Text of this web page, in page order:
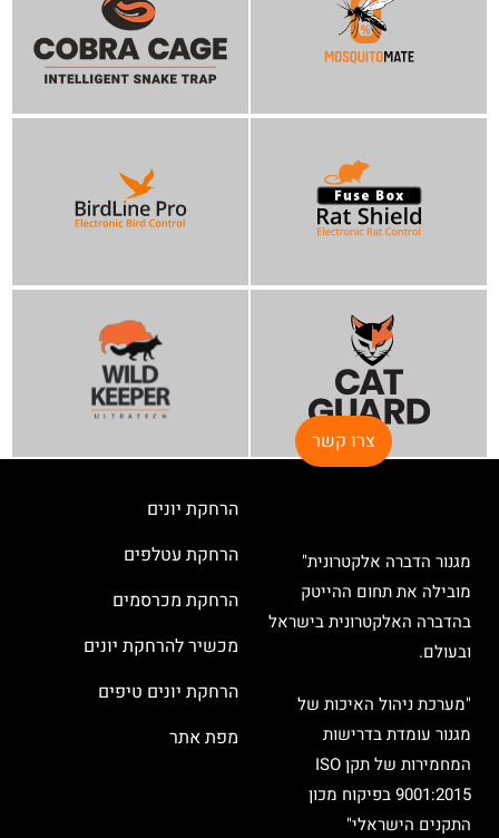
צרו קשר
מגנור הדברה אלקטרונית"
מובילה את תחום ההייטק
בהדברה האלקטרונית בישראל
ובעולם.
"מערכת ניהול האיכות של
מגנור עומדת בדרישות
המחמירות של תקן ISO
9001:2015 בפיקוח מכון
התקנים הישראלי"
הרחקת יונים
הרחקת עטלפים
הרחקת מכרסמים
מכשיר להרחקת יונים
הרחקת יונים טיפים
מפת אתר